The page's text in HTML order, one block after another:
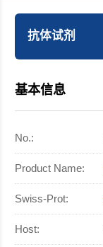
抗体试剂
内参
标签抗体
二抗
基本信息
No.:
Product Name:
Swiss-Prot:
Host: